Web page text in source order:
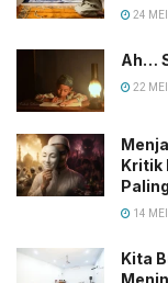
24
Ah…
22
Kritik
14
Kita